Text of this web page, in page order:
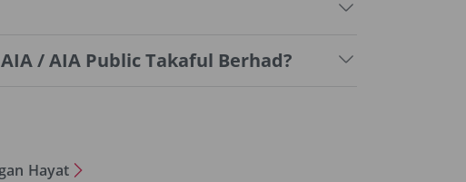
/ AIA Public Takaful Berhad?
Hayat